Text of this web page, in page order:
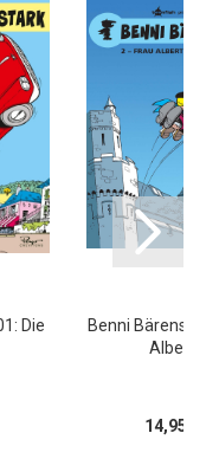
Die
Benni Bärenstark
Albertine
14,95